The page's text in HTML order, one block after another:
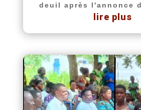
deuil après l'annonce
lire plus